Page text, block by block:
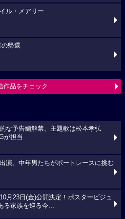
ル・メアリー
帰還
作品をチェック
な予告編解禁、主題歌は松本孝弘
が担当
演。中年男たちがボートレースに挑む
月23日(金)公開決定！ポスタービジュ
家族を巡る今...